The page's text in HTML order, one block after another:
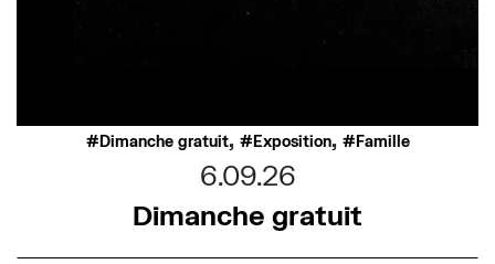
Dimanche gratuit, Exposition, Famille
6.09.26
Dimanche gratuit